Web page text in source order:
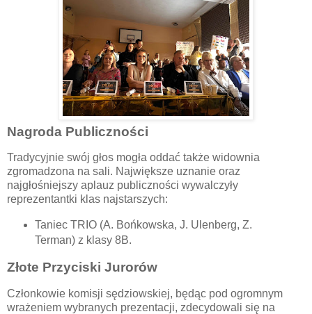
Nagroda Publiczności
Tradycyjnie swój głos mogła oddać także widownia
zgromadzona na sali. Największe uznanie oraz
najgłośniejszy aplauz publiczności wywalczyły
reprezentantki klas najstarszych:
Taniec TRIO (A. Bońkowska, J. Ulenberg, Z.
Terman) z klasy 8B.
Złote Przyciski Jurorów
Członkowie komisji sędziowskiej, będąc pod ogromnym
wrażeniem wybranych prezentacji, zdecydowali się na